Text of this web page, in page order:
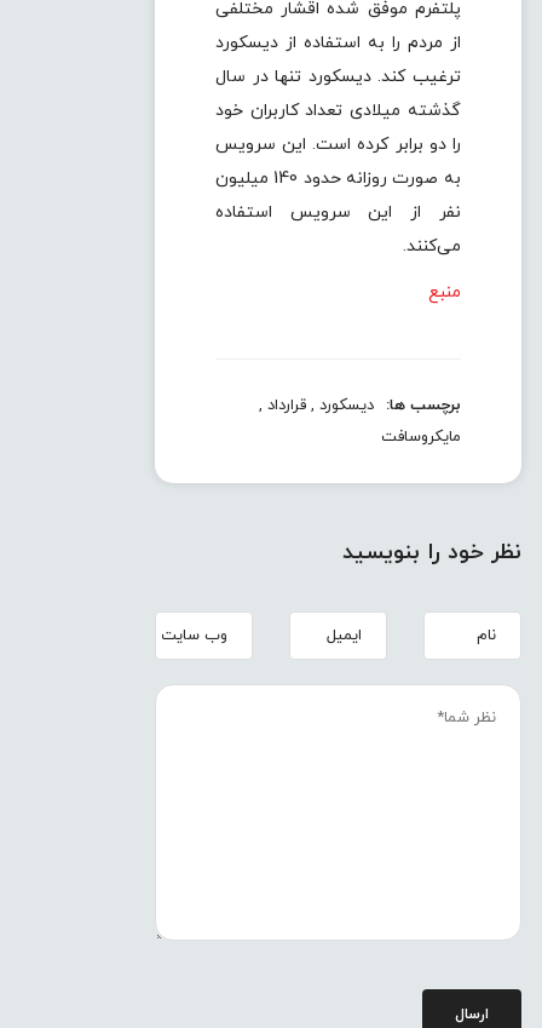
پلتفرم موفق شده اقشار مختلفی
از مردم را به استفاده از دیسکورد
ترغیب کند. دیسکورد تنها در سال
گذشته میلادی تعداد کاربران خود
را دو برابر کرده است. این سرویس
به صورت روزانه حدود 140 میلیون
نفر از این سرویس استفاده
می‌کنند.
منبع
برچسب ها: دیسکورد ,قرارداد ,
مایکروسافت
نظر خود را بنویسید
ارسال